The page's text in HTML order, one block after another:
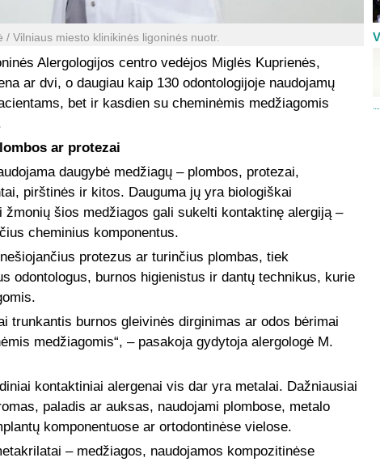
/ Vilniaus miesto klinikinės ligoninės nuotr.
Alergologijos centro vedėjos Miglės Kuprienės,
ar dvi, o daugiau kaip 130 odontologijoje naudojamų
bet ir kasdien su cheminėmis medžiagomis
ar protezai
daugybė medžiagų – plombos, protezai,
pirštinės ir kitos. Dauguma jų yra biologiškai
šios medžiagos gali sukelti kontaktinę alergiją –
cheminius komponentus.
protezus ar turinčius plombas, tiek
odontologus, burnos higienistus ir dantų technikus, kurie
trunkantis burnos gleivinės dirginimas ar odos bėrimai
medžiagomis“, – pasakoja gydytoja alergologė M.
kontaktiniai alergenai vis dar yra metalai. Dažniausiai
paladis ar auksas, naudojami plombose, metalo
komponentuose ar ortodontinėse vielose.
– medžiagos, naudojamos kompozitinėse